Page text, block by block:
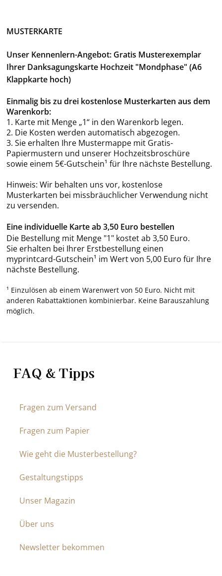
MUSTERKARTE
Unser Kennenlern-Angebot: Gratis Musterexemplar
Ihrer Danksagungskarte Hochzeit "Mondphase" (A6
Klappkarte hoch)
Einmalig bis zu drei kostenlose Musterkarten aus dem
Warenkorb:
1. Karte mit Menge „1“ in den Warenkorb legen.
2. Die Kosten werden automatisch abgezogen.
3. Sie erhalten Ihre Mustermappe mit Gratis-
Papiermustern und unserer Hochzeitsbroschüre
sowie einem 5€-Gutschein¹ für Ihre nächste Bestellung.
Hinweis: Wir behalten uns vor, kostenlose
Musterkarten bei missbräuchlicher Verwendung nicht
zu versenden.
Eine individuelle Karte ab 3,50 Euro bestellen
Die Bestellung mit Menge "1" kostet ab 3,50 Euro.
Sie erhalten bei Ihrer Erstbestellung einen
myprintcard-Gutschein¹ im Wert von 5,00 Euro für Ihre
nächste Bestellung.
¹ Einzulösen ab einem Warenwert von 50 Euro. Nicht mit
anderen Rabattaktionen kombinierbar. Keine Barauszahlung
möglich.
FAQ & Tipps
Fragen zum Versand
Fragen zum Papier
Wie geht die Musterbestellung?
Gestaltungstipps
Unser Magazin
Über uns
Newsletter bekommen